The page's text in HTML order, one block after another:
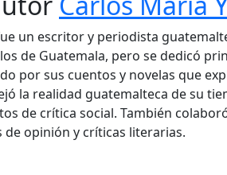
un escritor y periodista
de Guatemala, pero se dedicó
por sus cuentos y novelas que
la realidad guatemalteca de su
de crítica social. También
opinión y críticas literarias.